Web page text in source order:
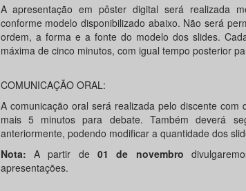
A apresentação em pôster digital será realizada
conforme modelo disponibilizado abaixo. Não será
ordem, a forma e a fonte do modelo dos slides.
máxima de cinco minutos, com igual tempo posterior
COMUNICAÇÃO ORAL:
A comunicação oral será realizada pelo discente com
mais 5 minutos para debate. Também deverá
anteriormente, podendo modificar a quantidade dos
Nota: A partir de 01 de novembro
apresentações.